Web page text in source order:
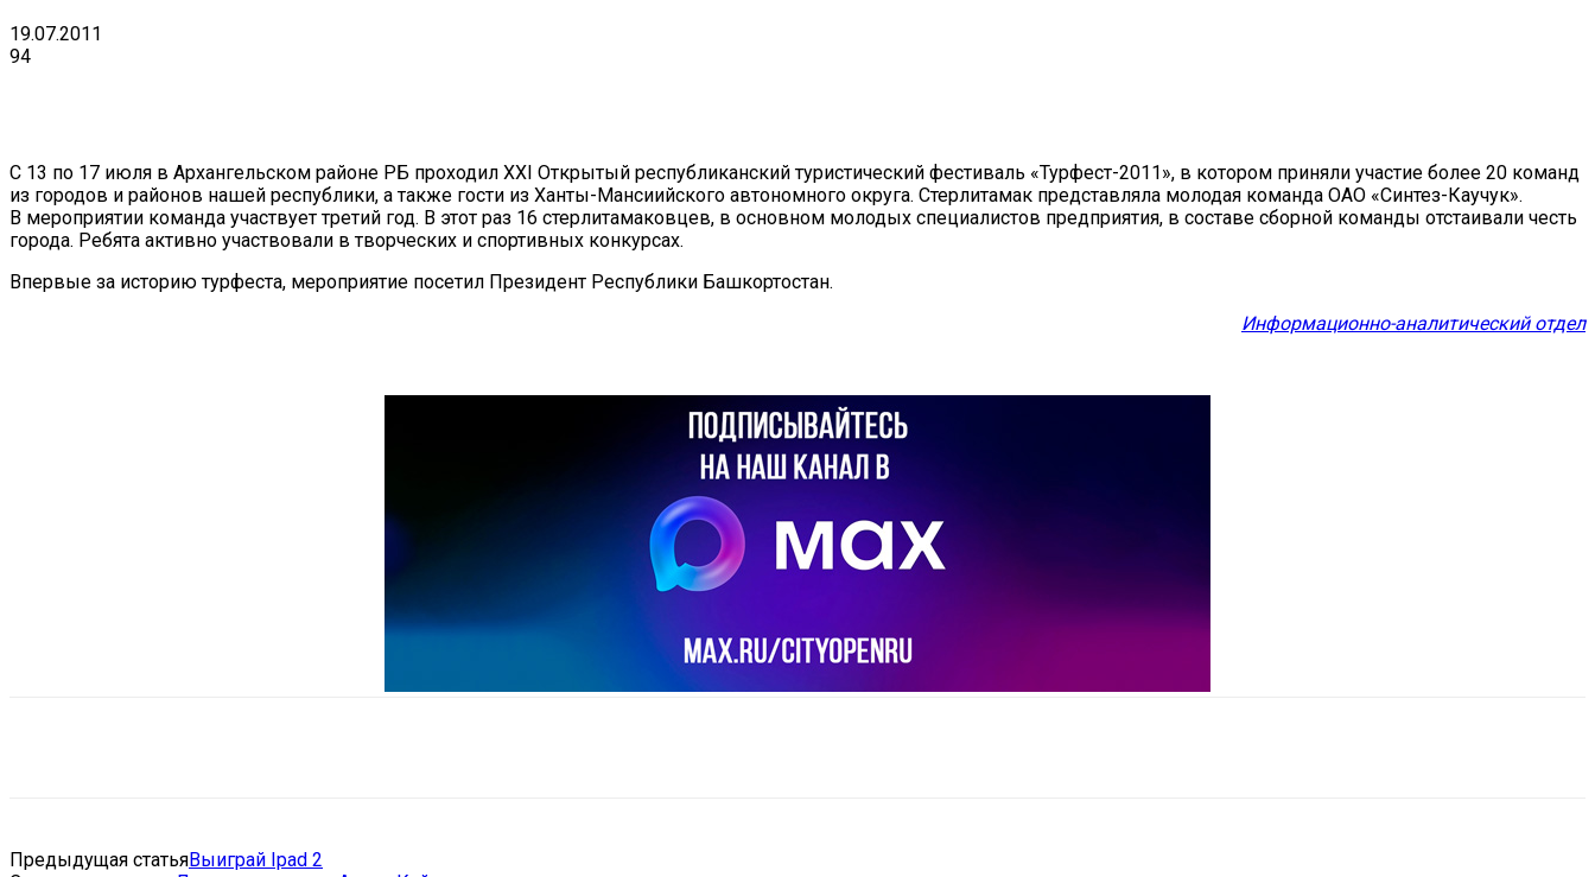
19.07.2011
94
С 13 по 17 июля в Архангельском районе РБ проходил XXI Открытый республиканский туристический фестиваль «Турфест-2011», в котором приняли участие более 20 команд
из городов и районов нашей республики, а также гости из Ханты-Мансиийского автономного округа. Стерлитамак представляла молодая команда ОАО «Синтез-Каучук».
В мероприятии команда участвует третий год. В этот раз 16 стерлитамаковцев, в основном молодых специалистов предприятия, в составе сборной команды отстаивали честь
города. Ребята активно участвовали в творческих и спортивных конкурсах.
Впервые за историю турфеста, мероприятие посетил Президент Республики Башкортостан.
Информационно-аналитический отдел
Предыдущая статьяВыиграй Ipad 2